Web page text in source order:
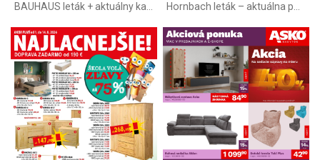
BAUHAUS leták + aktuálny katalóg Hornbach leták – aktuálna ponuka